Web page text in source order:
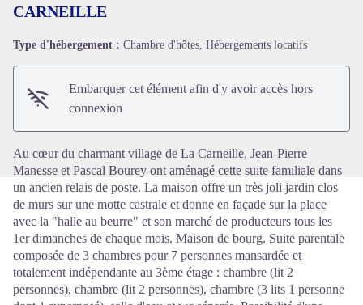
Voir l'image en plein écran
CARNEILLE
Type d'hébergement : Chambre d'hôtes, Hébergements locatifs
Embarquer cet élément afin d'y avoir accès hors
connexion
Au cœur du charmant village de La Carneille, Jean-Pierre
Manesse et Pascal Bourey ont aménagé cette suite familiale dans
un ancien relais de poste. La maison offre un très joli jardin clos
de murs sur une motte castrale et donne en façade sur la place
avec la "halle au beurre" et son marché de producteurs tous les
1er dimanches de chaque mois. Maison de bourg. Suite parentale
composée de 3 chambres pour 7 personnes mansardée et
totalement indépendante au 3ème étage : chambre (lit 2
personnes), chambre (lit 2 personnes), chambre (3 lits 1 personne